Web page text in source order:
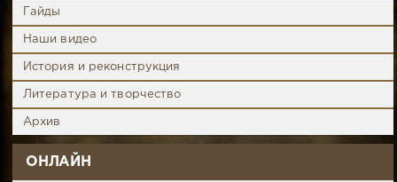
Гайды
Наши видео
История и реконструкция
Литература и творчество
Архив
ОНЛАЙН